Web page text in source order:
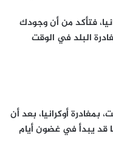
فتأكد من أن وجودك
البلد في الوقت
بمغادرة أوكرانيا، بعد أن
قد يبدأ في غضون أيام